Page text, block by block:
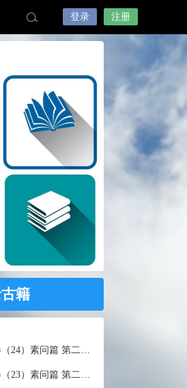
登录 注册
籍
篇 第二十四篇 血气形志篇第
问篇 第二十三篇 宣明五气